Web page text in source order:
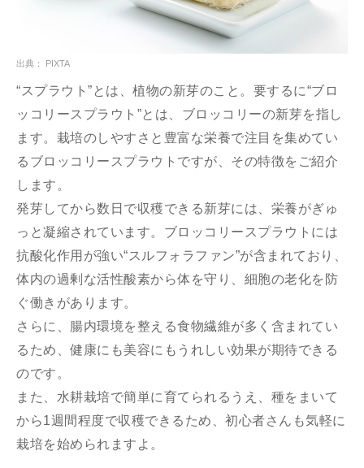
出典： PIXTA
“スプラウト”とは、植物の新芽のこと。要するに“ブロ
ッコリースプラウト”とは、ブロッコリーの新芽を指し
ます。栽培のしやすさと豊富な栄養で注目を集めてい
るブロッコリースプラウトですが、その特徴をご紹介
します。
発芽してから数日で収穫できる新芽には、栄養がぎゅ
っと凝縮されています。ブロッコリースプラウトには
抗酸化作用が強い“スルフォラファン”が含まれており、
体内の過剰な活性酸素から体を守り、細胞の老化を防
ぐ働きがあります。
さらに、腸内環境を整える食物繊維が多く含まれてい
るため、健康にも美容にもうれしい効果が期待できる
のです。
また、水耕栽培で簡単に育てられるうえ、種をまいて
から1週間程度で収穫できるため、初心者さんも気軽に
栽培を始められますよ。